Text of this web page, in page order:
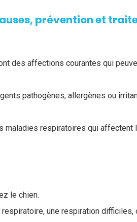
prévention et
des affections courantes qui
pathogènes, allergènes ou
maladies respiratoires qui affectent
le chien.
une respiration difficiles,